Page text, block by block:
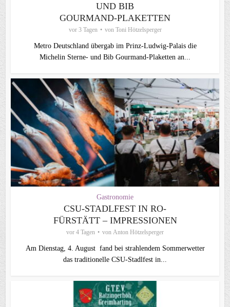
UND BIB
GOURMAND‑PLAKETTEN
vor 3 Tagen von Toni Hötzelsperger
Metro Deutschland übergab im Prinz-Ludwig-Palais die
Michelin Sterne- und Bib Gourmand-Plaketten an...
Gastronomie
CSU-STADLFEST IN RO-
FÜRSTÄTT – IMPRESSIONEN
vor 4 Tagen von Anton Hötzelsperger
Am Dienstag, 4. August fand bei strahlendem Sommerwetter
das traditionelle CSU-Stadlfest in...